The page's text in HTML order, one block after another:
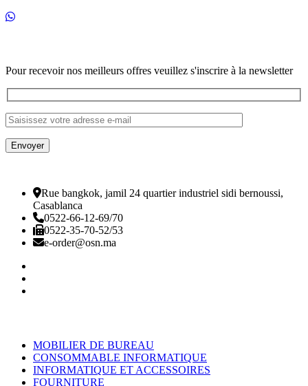
Pour recevoir nos meilleurs offres veuillez s'inscrire à la newsletter
Rue bangkok, jamil 24 quartier industriel sidi bernoussi,
Casablanca
0522-66-12-69/70
0522-35-70-52/53
e-order@osn.ma
MOBILIER DE BUREAU
CONSOMMABLE INFORMATIQUE
INFORMATIQUE ET ACCESSOIRES
FOURNITURE